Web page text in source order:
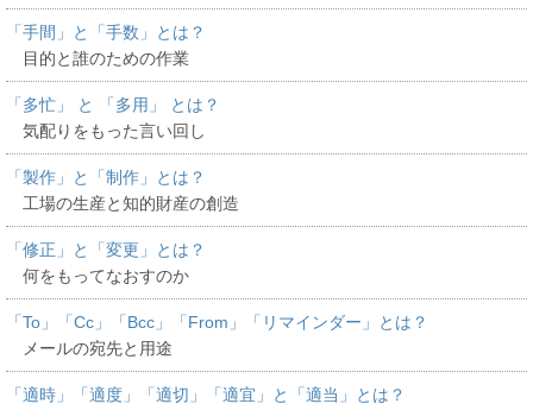
「手間」と「手数」とは？
目的と誰のための作業
「多忙」 と 「多用」 とは？
気配りをもった言い回し
「製作」と「制作」とは？
工場の生産と知的財産の創造
「修正」と「変更」とは？
何をもってなおすのか
「To」「Cc」「Bcc」「From」「リマインダー」とは？
メールの宛先と用途
「適時」「適度」「適切」「適宜」と「適当」とは？